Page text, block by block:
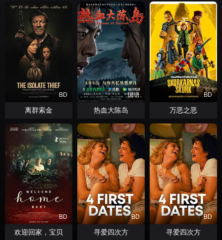
BD
离群索金
国语
热血大陈岛
BD
万恶之恶
BD
欢迎回家，宝贝
BD
寻爱四次方
BD
寻爱四次方